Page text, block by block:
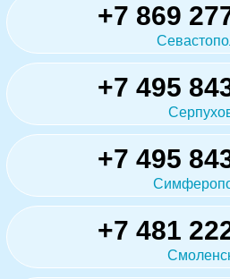
+7 869
+7 495
+7 495
+7 481